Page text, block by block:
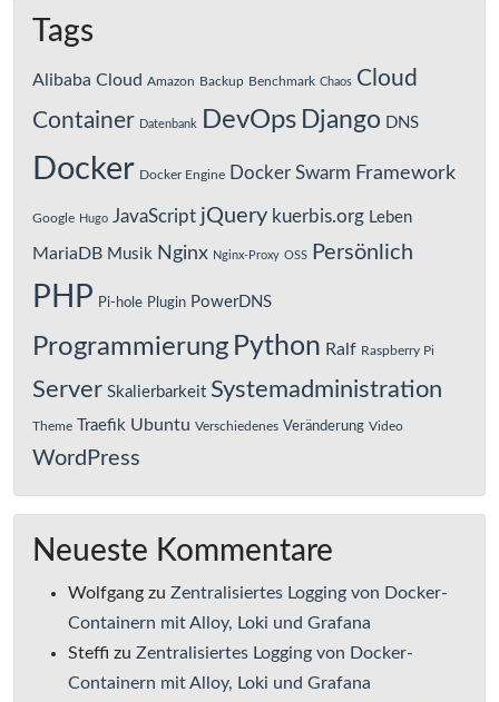
Tags
Alibaba Cloud Amazon Backup Benchmark Chaos Cloud
Container Datenbank DevOps Django DNS
Docker Docker Engine Docker Swarm Framework
Google Hugo JavaScript jQuery kuerbis.org Leben
MariaDB Musik Nginx Nginx-Proxy OSS Persönlich
PHP Pi-hole Plugin PowerDNS
Programmierung Python Ralf Raspberry Pi
Server Skalierbarkeit Systemadministration
Theme Traefik Ubuntu Verschiedenes Veränderung Video
WordPress
Neueste Kommentare
Wolfgang zu Zentralisiertes Logging von Docker-
Containern mit Alloy, Loki und Grafana
Steffi zu Zentralisiertes Logging von Docker-
Containern mit Alloy, Loki und Grafana